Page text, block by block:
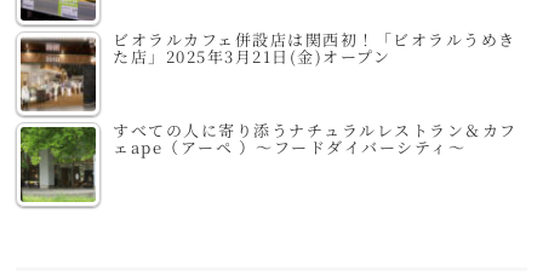
ビオラルカフェ併設店は関西初！「ビオラルうめき
た店」2025年3月21日(金)オープン
すべての人に寄り添うナチュラルレストラン＆カフ
ェape（アーペ ）～フードダイバーシティ～